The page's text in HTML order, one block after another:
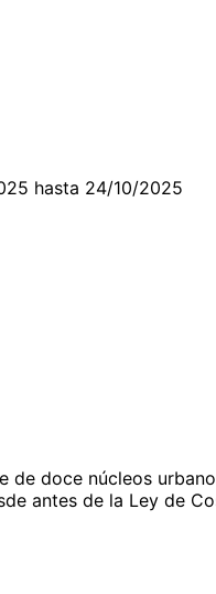
hasta 24/10/2025
doce núcleos
antes de la Ley de